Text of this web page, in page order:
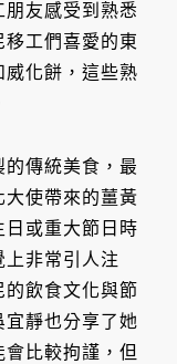
友感受到熟悉
工們喜愛的東
威化餅，這些熟
傳統美食，最
大使帶來的薑黃
日或重大節日時
非常引人注
的飲食文化與節
宜靜也分享了她
比較拘謹，但